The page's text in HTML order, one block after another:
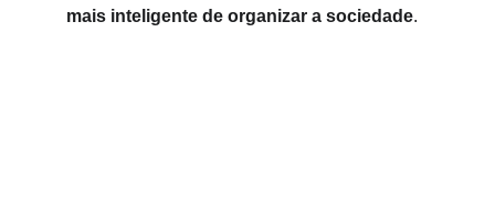
mais inteligente de organizar a sociedade.